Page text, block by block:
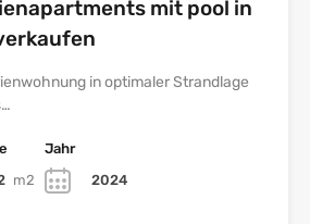
mit pool in
in optimaler Strandlage
m2
Jahr
2024